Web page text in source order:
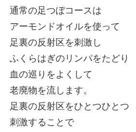
通常の足つぼコースは
アーモンドオイルを使って
足裏の反射区を刺激し
ふくらはぎのリンパをたどり
血の巡りをよくして
老廃物を流します。
足裏の反射区をひとつひとつ
刺激することで